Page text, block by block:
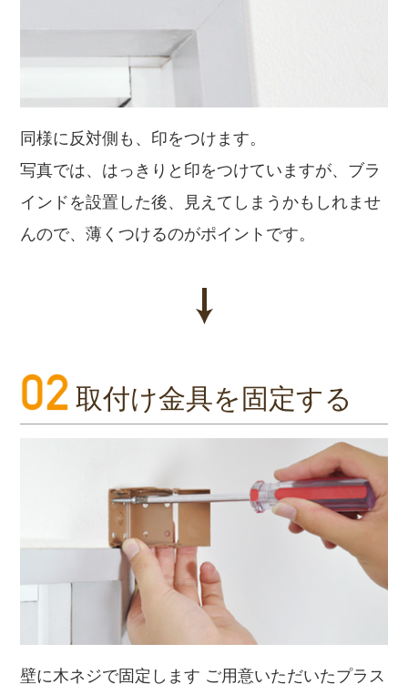
同様に反対側も、印をつけます。
写真では、はっきりと印をつけていますが、ブラ
インドを設置した後、見えてしまうかもしれませ
んので、薄くつけるのがポイントです。
取付け金具を固定する
壁に木ネジで固定します ご用意いただいたプラス